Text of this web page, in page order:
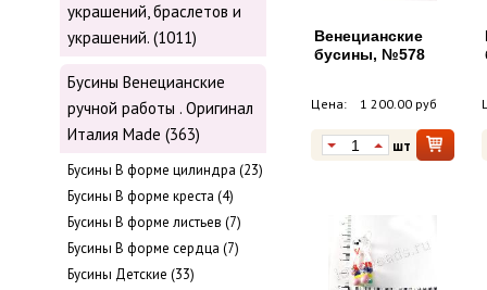
украшений, браслетов и
украшений. (1011)
Бусины Венецианские
ручной работы . Оригинал
Италия Made (363)
Буcины В форме цилиндра (23)
Бусины В форме креста (4)
Бусины В форме листьев (7)
Бусины В форме сердца (7)
Бусины Детские (33)
Венецианские
бусины, №578
Цена: 1 200.00 руб
шт